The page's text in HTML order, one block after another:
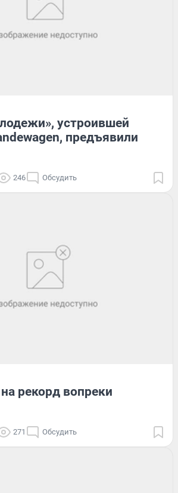
устроившей
предъявили
246 Обсудить
рекорд вопреки
271 Обсудить